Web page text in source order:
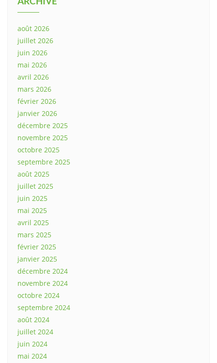
août 2026
juillet 2026
juin 2026
mai 2026
avril 2026
mars 2026
février 2026
janvier 2026
décembre 2025
novembre 2025
octobre 2025
septembre 2025
août 2025
juillet 2025
juin 2025
mai 2025
avril 2025
mars 2025
février 2025
janvier 2025
décembre 2024
novembre 2024
octobre 2024
septembre 2024
août 2024
juillet 2024
juin 2024
mai 2024